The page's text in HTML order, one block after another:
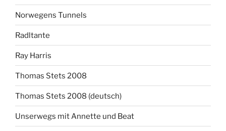
Norwegens Tunnels
Radltante
Ray Harris
Thomas Stets 2008
Thomas Stets 2008 (deutsch)
Unserwegs mit Annette und Beat